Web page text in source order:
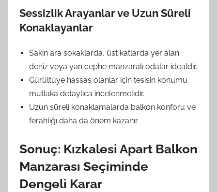
Sessizlik Arayanlar ve Uzun Süreli
Konaklayanlar
Sakin ara sokaklarda, üst katlarda yer alan
deniz veya yan cephe manzaralı odalar idealdir.
Gürültüye hassas olanlar için tesisin konumu
mutlaka detaylıca incelenmelidir.
Uzun süreli konaklamalarda balkon konforu ve
ferahlığı daha da önem kazanır.
Sonuç: Kızkalesi Apart Balkon
Manzarası Seçiminde
Dengeli Karar